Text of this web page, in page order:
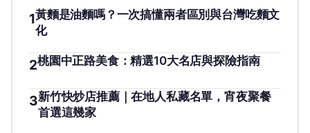
1黃麵是油麵嗎？一次搞懂兩者區別與台灣吃麵文
化
2桃園中正路美食：精選10大名店與探險指南
3新竹快炒店推薦｜在地人私藏名單，宵夜聚餐
首選這幾家